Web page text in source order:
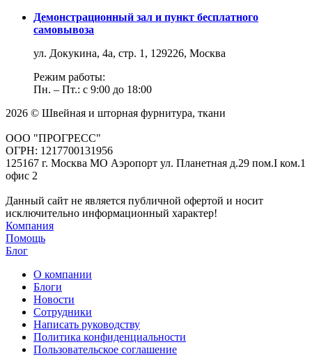
Демонстрационный зал и пункт бесплатного
самовывоза
ул. Докукина, 4а, стр. 1, 129226, Москва
Режим работы:
Пн. – Пт.: с 9:00 до 18:00
2026 © Швейная и шторная фурнитура, ткани
ООО "ПРОГРЕСС"
ОГРН: 1217700131956
125167 г. Москва МО Аэропорт ул. Планетная д.29 пом.I ком.1
офис 2
Данный сайт не является публичной офертой и носит
исключительно информационный характер!
Компания
Помощь
Блог
О компании
Блоги
Новости
Сотрудники
Написать руководству
Политика конфиденциальности
Пользовательское соглашение